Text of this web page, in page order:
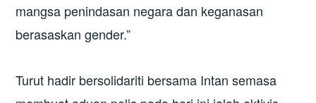
mangsa penindasan negara dan keganasan
berasaskan gender.”
Turut hadir bersolidariti bersama Intan semasa